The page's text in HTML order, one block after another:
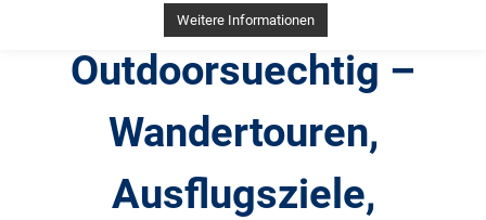
Outdoorsuechtig –
Wandertouren,
Ausflugsziele,
Weitere Informationen